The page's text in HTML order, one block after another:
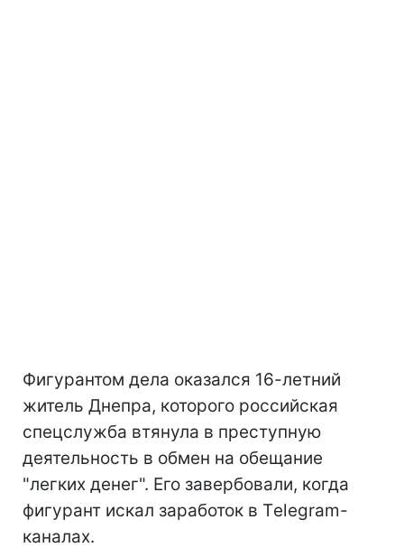
Фигурантом дела оказался 16-летний
житель Днепра, которого российская
спецслужба втянула в преступную
деятельность в обмен на обещание
"легких денег". Его завербовали, когда
фигурант искал заработок в Тelegram-
каналах.